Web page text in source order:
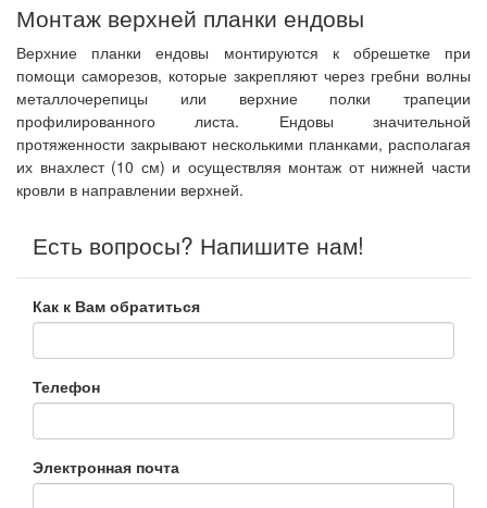
Монтаж верхней планки ендовы
Верхние планки ендовы монтируются к обрешетке при
помощи саморезов, которые закрепляют через гребни волны
металлочерепицы или верхние полки трапеции
профилированного листа. Ендовы значительной
протяженности закрывают несколькими планками, располагая
их внахлест (10 см) и осуществляя монтаж от нижней части
кровли в направлении верхней.
Есть вопросы? Напишите нам!
Как к Вам обратиться
Телефон
Электронная почта